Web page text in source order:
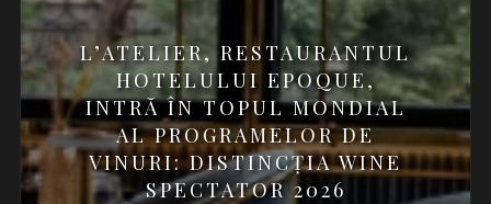
L’ATELIER, RESTAURANTUL
HOTELULUI EPOQUE,
INTRĂ ÎN TOPUL MONDIAL
AL PROGRAMELOR DE
VINURI: DISTINCȚIA WINE
SPECTATOR 2026